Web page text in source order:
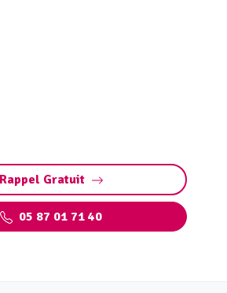
Rappel Gratuit
05 87 01 71 40